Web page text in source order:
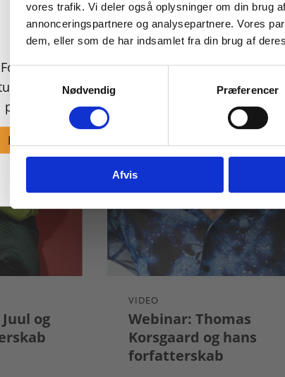
vores trafik. Vi deler også oplysninger om din brug
annonceringspartnere og analysepartnere. Vores
dem, eller som de har indsamlet fra din brug af
Samtykkevalg
Nødvendig
Præferencer
Afvis
og
VIDEO
Webinar: Thomas
Korsgaard og hans
forfatterskab
For privatkunder og
Du får vist
priser inkl. moms.
Fortsæt som privat
For institutioner
virksomheder. Du
vist priser ekskl.